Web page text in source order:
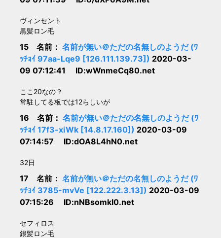
ヴィンセント
黒髪ロン毛
15 名前： 名前が無い＠ただの名無しのようだ (ﾜ
ｯﾁｮｲ 97aa-Lqe9 [126.111.139.73]) 2020-03-
09 07:12:41 ID:wWnmeCq80.net
ここ20なの？
常駐してる板では12らしいが
16 名前： 名前が無い＠ただの名無しのようだ (ﾜ
ｯﾁｮｲ 17f3-xiWk [14.8.17.160]) 2020-03-09
07:14:57 ID:dOA8L4hN0.net
32日
17 名前： 名前が無い＠ただの名無しのようだ (ﾜ
ｯﾁｮｲ 3785-mvVe [122.222.3.13]) 2020-03-09
07:15:26 ID:nNBsomkI0.net
セフィロス
銀髪ロン毛